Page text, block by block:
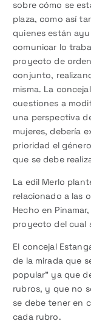
sobre cómo se
plaza, como así
quienes están
comunicar lo
proyecto de
conjunto,
misma. La
cuestiones a
una perspectiva
mujeres, debería
prioridad el
que se debe
La edil Merlo
relacionado a las
Hecho en
proyecto del cual
El concejal
de la mirada que
popular” ya que
rubros, y que no
se debe tener en
cada rubro.